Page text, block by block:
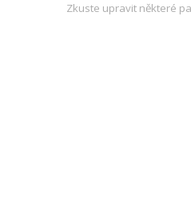
Zkuste upravit některé